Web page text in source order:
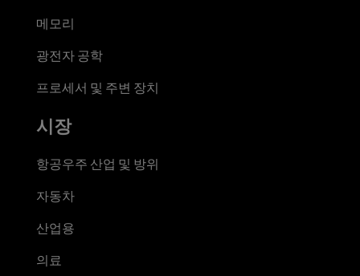
메모리
광전자 공학
프로세서 및 주변 장치
시장
항공우주 산업 및 방위
자동차
산업용
의료